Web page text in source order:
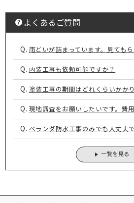
よくあるご質問
Q. 雨どいが詰まっています。見ても
Q. 内装工事も依頼可能ですか？
Q. 塗装工事の期間はどれくらいかか
Q. 現地調査をお願いしたいです。費
Q. ベランダ防水工事のみでも大丈夫
一覧を見る